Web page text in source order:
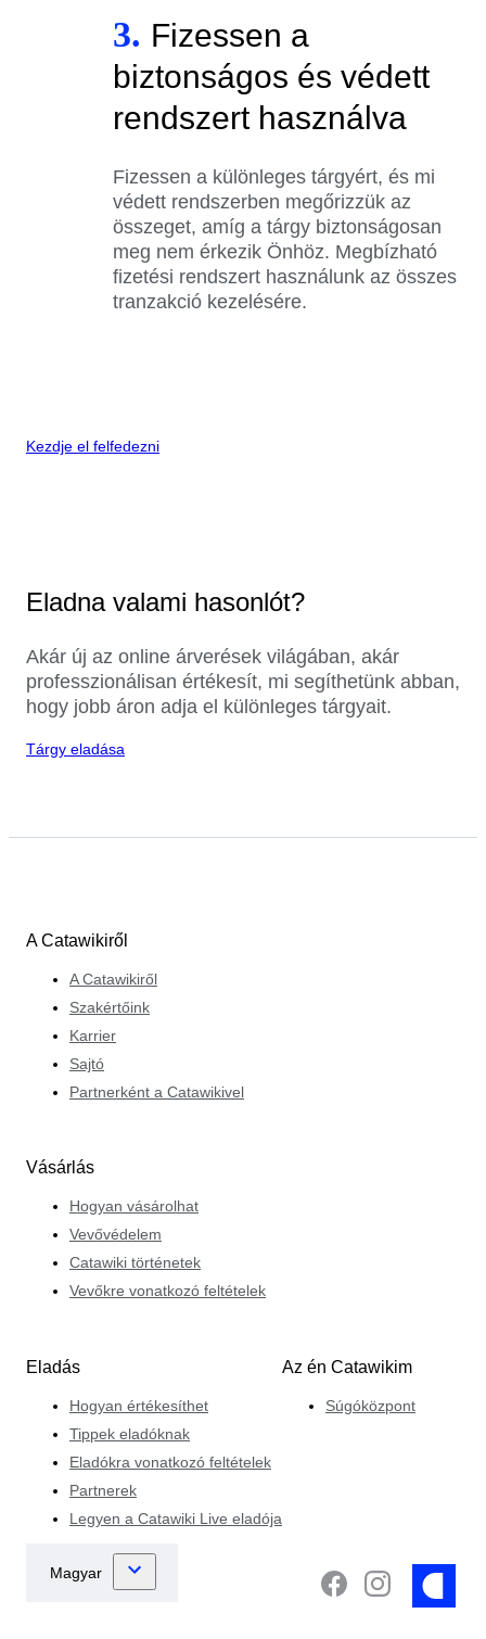
3. Fizessen a
biztonságos és védett
rendszert használva
Fizessen a különleges tárgyért, és mi
védett rendszerben megőrizzük az
összeget, amíg a tárgy biztonságosan
meg nem érkezik Önhöz. Megbízható
fizetési rendszert használunk az összes
tranzakció kezelésére.
Kezdje el felfedezni
Eladna valami hasonlót?
Akár új az online árverések világában, akár
professzionálisan értékesít, mi segíthetünk abban,
hogy jobb áron adja el különleges tárgyait.
Tárgy eladása
A Catawikiről
A Catawikiről
Szakértőink
Karrier
Sajtó
Partnerként a Catawikivel
Vásárlás
Hogyan vásárolhat
Vevővédelem
Catawiki történetek
Vevőkre vonatkozó feltételek
Eladás
Hogyan értékesíthet
Tippek eladóknak
Eladókra vonatkozó feltételek
Partnerek
Legyen a Catawiki Live eladója
Az én Catawikim
Súgóközpont